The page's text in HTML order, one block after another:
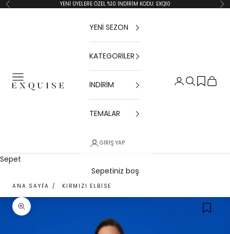
İçeriğe geç
Geri YENİ ÜYELERE ÖZEL %10 İNDİRİM KODU: EXQ10
Menü
Exquise TR
Giriş Yap
Ara Sepet
YENİ SEZON
KATEGORİLER
İNDİRİM
TEMALAR
GIRIŞ YAP
Sepet
Sepetiniz boş
ANA SAYFA / KIRMIZI ELBISE
Yakınlaştır